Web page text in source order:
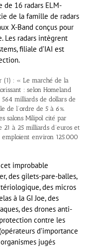
de 16 radars ELM-
de la famille de radars
X-Band conçus pour
Les radars intègrent
filiale d’IAI est
(1) : « Le marché de la
: selon Homeland
milliards de dollars de
de l’ordre de 5 à 6%.
salons Milipol cité par
21 à 25 milliards d’euros et
environ 125.000
improbable
des gilets-pare-balles,
des micros
à la GI Joe, des
des drones anti-
contre les
d’importance
jugés